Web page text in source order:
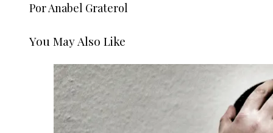
Por Anabel Graterol
You May Also Like